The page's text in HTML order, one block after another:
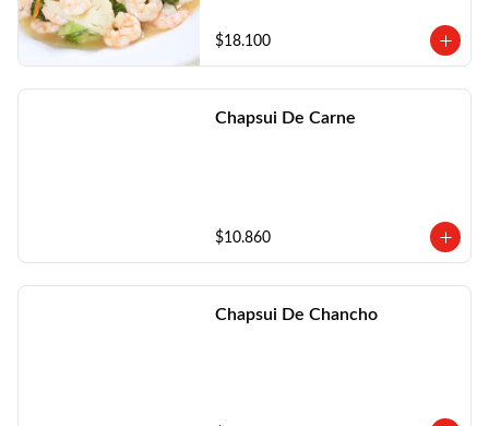
$18.100
Chapsui De Carne
$10.860
Chapsui De Chancho